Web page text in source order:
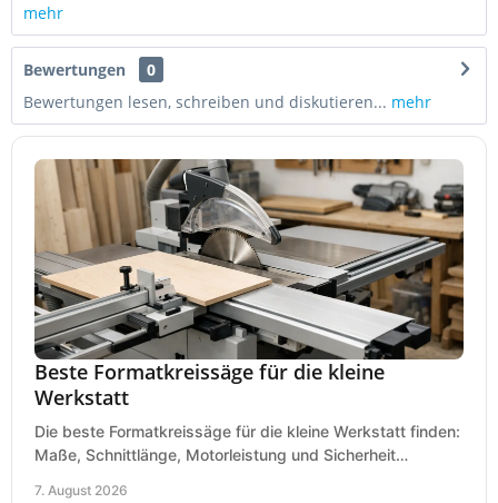
mehr
Bewertungen
0
Bewertungen lesen, schreiben und diskutieren... mehr
Beste Formatkreissäge für die kleine
Werkstatt
Die beste Formatkreissäge für die kleine Werkstatt finden:
Maße, Schnittlänge, Motorleistung und Sicherheit
7. August 2026